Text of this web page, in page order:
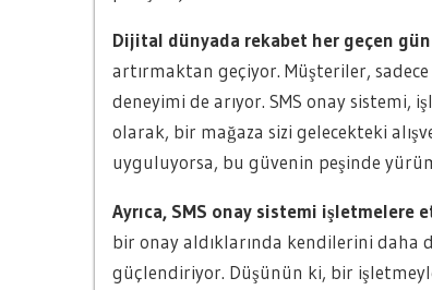
Dijital dünyada rekabet her geçen
artırmaktan geçiyor. Müşteriler,
deneyimi de arıyor. SMS onay sistemi,
olarak, bir mağaza sizi gelecekteki
uyguluyorsa, bu güvenin peşinde
Ayrıca, SMS onay sistemi
bir onay aldıklarında kendilerini daha
güçlendiriyor. Düşünün ki, bir